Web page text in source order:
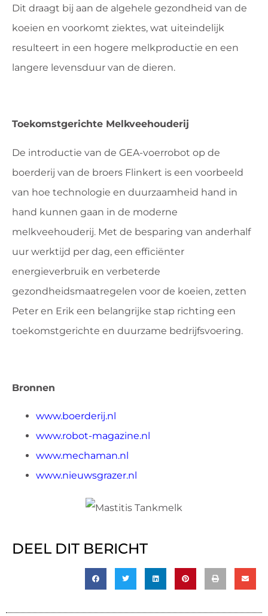
Dit draagt bij aan de algehele gezondheid van de
koeien en voorkomt ziektes, wat uiteindelijk
resulteert in een hogere melkproductie en een
langere levensduur van de dieren.
Toekomstgerichte Melkveehouderij
De introductie van de GEA-voerrobot op de
boerderij van de broers Flinkert is een voorbeeld
van hoe technologie en duurzaamheid hand in
hand kunnen gaan in de moderne
melkveehouderij. Met de besparing van anderhalf
uur werktijd per dag, een efficiënter
energieverbruik en verbeterde
gezondheidsmaatregelen voor de koeien, zetten
Peter en Erik een belangrijke stap richting een
toekomstgerichte en duurzame bedrijfsvoering.
Bronnen
www.boerderij.nl
www.robot-magazine.nl
www.mechaman.nl
www.nieuwsgrazer.nl
DEEL DIT BERICHT